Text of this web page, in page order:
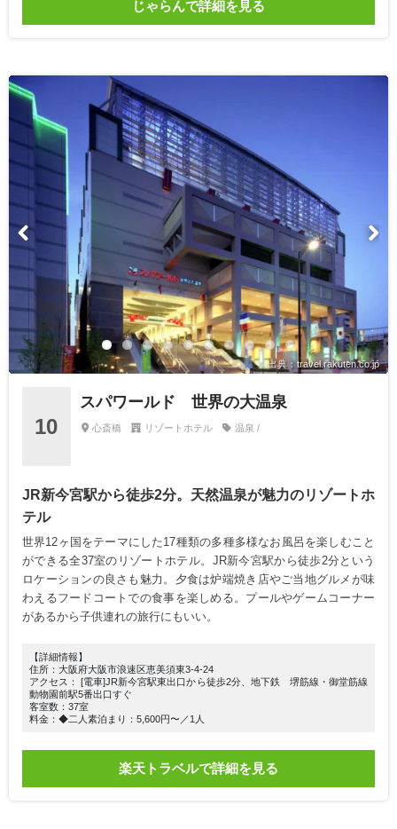
じゃらんで詳細を見る
出典：travel.rakuten.co.jp
10
スパワールド 世界の大温泉
心斎橋 リゾートホテル 温泉 /
JR新今宮駅から徒歩2分。天然温泉が魅力のリゾートホ
テル
世界12ヶ国をテーマにした17種類の多種多様なお風呂を楽しむこと
ができる全37室のリゾートホテル。JR新今宮駅から徒歩2分という
ロケーションの良さも魅力。夕食は炉端焼き店やご当地グルメが味
わえるフードコートでの食事を楽しめる。プールやゲームコーナー
があるから子供連れの旅行にもいい。
【詳細情報】
住所：大阪府大阪市浪速区恵美須東3-4-24
アクセス： [電車]JR新今宮駅東出口から徒歩2分、地下鉄 堺筋線・御堂筋線
動物園前駅5番出口すぐ
客室数：37室
料金：◆二人素泊まり：5,600円〜／1人
楽天トラベルで詳細を見る